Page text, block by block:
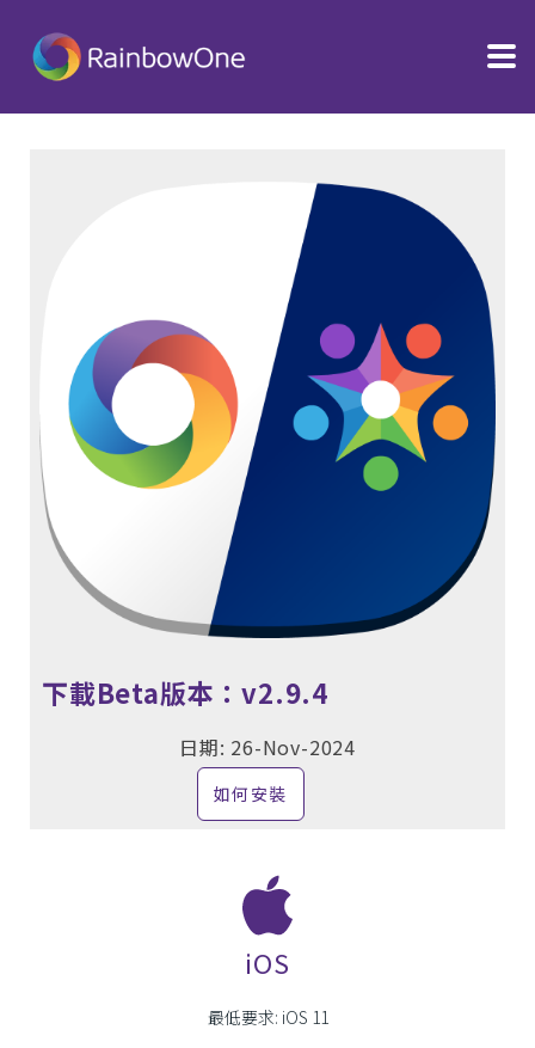
下載Beta版本：v2.9.4
日期: 26-Nov-2024
如何安裝
iOS
最低要求: iOS 11